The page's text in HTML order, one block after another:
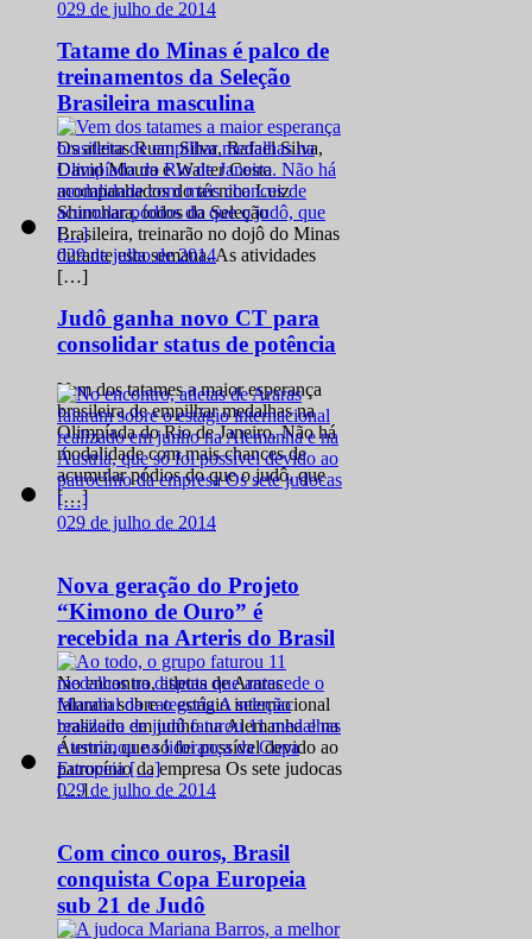
029 de julho de 2014
Tatame do Minas é palco de
treinamentos da Seleção
Brasileira masculina
Os atletas Ruan Silva, Rafael Silva,
David Moura e Walter Costa
acompanhados do técnico Luiz
Shinohara, todos da Seleção
Brasileira, treinarão no dojô do Minas
durante esta semana. As atividades
[…]
029 de julho de 2014
Judô ganha novo CT para
consolidar status de potência
Vem dos tatames a maior esperança
brasileira de empilhar medalhas na
Olimpíada do Rio de Janeiro. Não há
modalidade com mais chances de
acumular pódios do que o judô, que
[…]
029 de julho de 2014
Nova geração do Projeto
“Kimono de Ouro” é
recebida na Arteris do Brasil
No encontro, atletas de Araras
falaram sobre o estágio internacional
realizado em junho na Alemanha e na
Áustria, que só foi possível devido ao
patrocínio da empresa Os sete judocas
[…]
029 de julho de 2014
Com cinco ouros, Brasil
conquista Copa Europeia
sub 21 de Judô